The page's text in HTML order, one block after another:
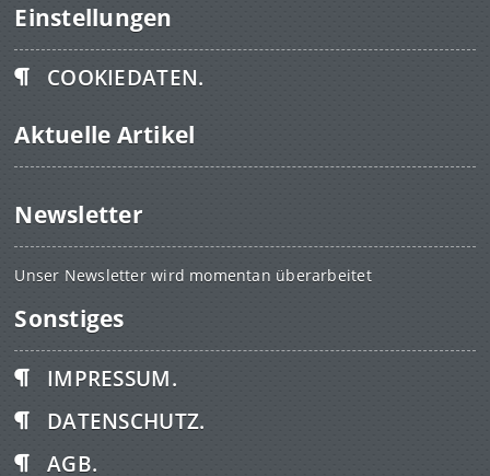
Einstellungen
COOKIEDATEN.
Aktuelle Artikel
Newsletter
Unser Newsletter wird momentan überarbeitet
Sonstiges
IMPRESSUM.
DATENSCHUTZ.
AGB.